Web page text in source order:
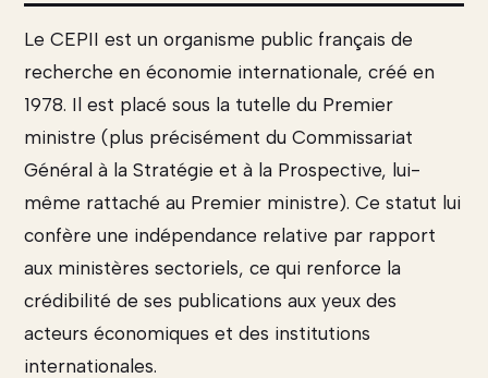
Le CEPII est un organisme public français de
recherche en économie internationale, créé en
1978. Il est placé sous la tutelle du Premier
ministre (plus précisément du Commissariat
Général à la Stratégie et à la Prospective, lui-
même rattaché au Premier ministre). Ce statut lui
confère une indépendance relative par rapport
aux ministères sectoriels, ce qui renforce la
crédibilité de ses publications aux yeux des
acteurs économiques et des institutions
internationales.